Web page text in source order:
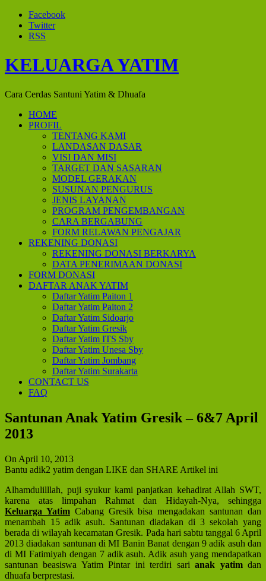
Facebook
Twitter
RSS
KELUARGA YATIM
Cara Cerdas Santuni Yatim & Dhuafa
HOME
PROFIL
TENTANG KAMI
LANDASAN DASAR
VISI DAN MISI
TARGET DAN SASARAN
MODEL GERAKAN
SUSUNAN PENGURUS
JENIS LAYANAN
PROGRAM PENGEMBANGAN
CARA BERGABUNG
FORM RELAWAN PENGAJAR
REKENING DONASI
REKENING DONASI BERKARYA
DATA PENERIMAAN DONASI
FORM DONASI
DAFTAR ANAK YATIM
Daftar Yatim Paiton 1
Daftar Yatim Paiton 2
Daftar Yatim Sidoarjo
Daftar Yatim Gresik
Daftar Yatim ITS Sby
Daftar Yatim Unesa Sby
Daftar Yatim Jombang
Daftar Yatim Surakarta
CONTACT US
FAQ
Santunan Anak Yatim Gresik – 6&7 April
2013
On April 10, 2013
Bantu adik2 yatim dengan LIKE dan SHARE Artikel ini
Alhamdulilllah, puji syukur kami panjatkan kehadirat Allah SWT,
karena atas limpahan Rahmat dan Hidayah-Nya, sehingga
Keluarga YatimCabang Gresik bisa mengadakan santunan dan
menambah 15 adik asuh. Santunan diadakan di 3 sekolah yang
berada di wilayah kecamatan Gresik. Pada hari sabtu tanggal 6 April
2013 diadakan santunan di MI Banin Banat dengan 9 adik asuh dan
di MI Fatimiyah dengan 7 adik asuh. Adik asuh yang mendapatkan
santunan beasiswa Yatim Pintar ini terdiri sarianak yatimdan
dhuafa berprestasi.